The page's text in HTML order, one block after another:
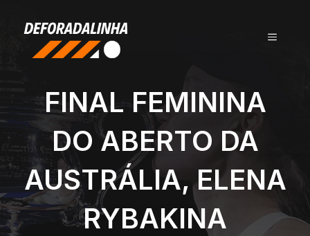
conteúdo
MENU
FINAL FEMININA
DO ABERTO DA
AUSTRÁLIA, ELENA
RYBAKINA